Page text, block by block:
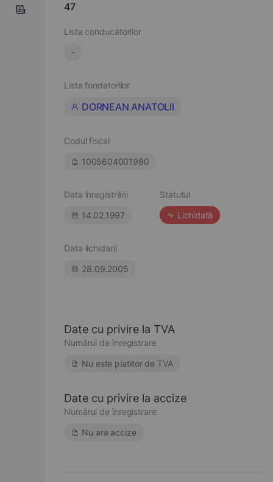
47
Lista conducătorilor
-
Lista fondatorilor
DORNEAN ANATOLII
Codul fiscal
1005604001980
Data înregistrării
14.02.1997
Statutul
Lichidată
Data lichidarii
28.09.2005
Date cu privire la TVA
Numărul de înregistrare
Nu este platitor de TVA
Date cu privire la accize
Numărul de înregistrare
Nu are accize